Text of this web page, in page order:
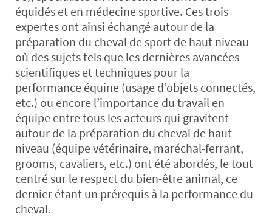
équidés et en médecine sportive. Ces trois
expertes ont ainsi échangé autour de la
préparation du cheval de sport de haut niveau
où des sujets tels que les dernières avancées
scientifiques et techniques pour la
performance équine (usage d’objets connectés,
etc.) ou encore l’importance du travail en
équipe entre tous les acteurs qui gravitent
autour de la préparation du cheval de haut
niveau (équipe vétérinaire, maréchal-ferrant,
grooms, cavaliers, etc.) ont été abordés, le tout
centré sur le respect du bien-être animal, ce
dernier étant un prérequis à la performance du
cheval.